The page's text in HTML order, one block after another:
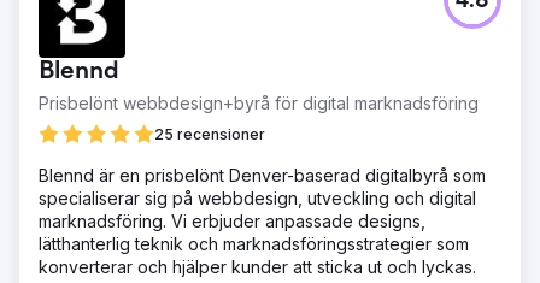
SP Workwear saknade den SEO-expertis och tid som
behövdes för att optimera sin webbplats effektivt. Deras
interna arbete begränsade synligheten, vilket resulterade
i missad organisk trafik och färre köpklara besökare. Med
sin webbplats som en viktig försäljningskanal behövde de
attrahera relevanta användare, öka engagemanget och
driva fler onlineköp.
Lösning
Vi genomförde en komplett SEO-kampanj och optimerade
kontinuerligt SP Workwears webbplats för viktiga
söktermer och köparavsikter. Genom att förfina teknisk
SEO, höja innehållskvaliteten och förbättra strukturen på
Blennd
Prisbelönt webbdesign+byrå för digital marknadsföring
25 recensioner
Blennd är en prisbelönt Denver-baserad digitalbyrå som
specialiserar sig på webbdesign, utveckling och digital
marknadsföring. Vi erbjuder anpassade designs,
lätthanterlig teknik och marknadsföringsstrategier som
konverterar och hjälper kunder att sticka ut och lyckas.